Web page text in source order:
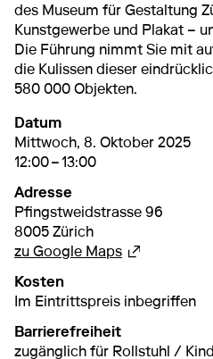
des Museum für Gestaltung
Kunstgewerbe und Plakat –
Die Führung nimmt Sie mit
die Kulissen dieser
580 000 Objekten.
Datum
8. Oktober 202512:00 – 13:00
Mittwoch, 8. Oktober 2025
12:00 – 13:00
Adresse
Pfingstweidstrasse 96
8005 Zürich
zu Google MapsExterner Link
Kosten
Im Eintrittspreis inbegriffen
Barrierefreiheit
zugänglich für Rollstuhl /